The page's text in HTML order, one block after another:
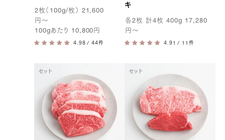
2枚（ 100g/枚） 21,600
円 〜
100gあたり 10,800 円
/ 44件
キ
各2枚 計4枚400g 17,280
円 〜
/ 11件
セット セット